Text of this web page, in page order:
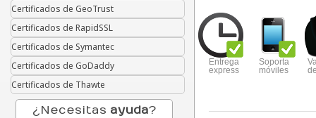
Certificados de GeoTrust
Certificados de RapidSSL
Certificados de Symantec
Certificados de GoDaddy
Certificados de Thawte
¿Necesitas ayuda?
Entrega
express
Soporta
móviles